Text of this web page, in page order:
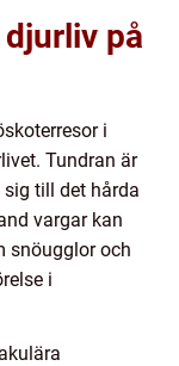
på
i
Tundran är
till det hårda
vargar kan
snöugglor och
i